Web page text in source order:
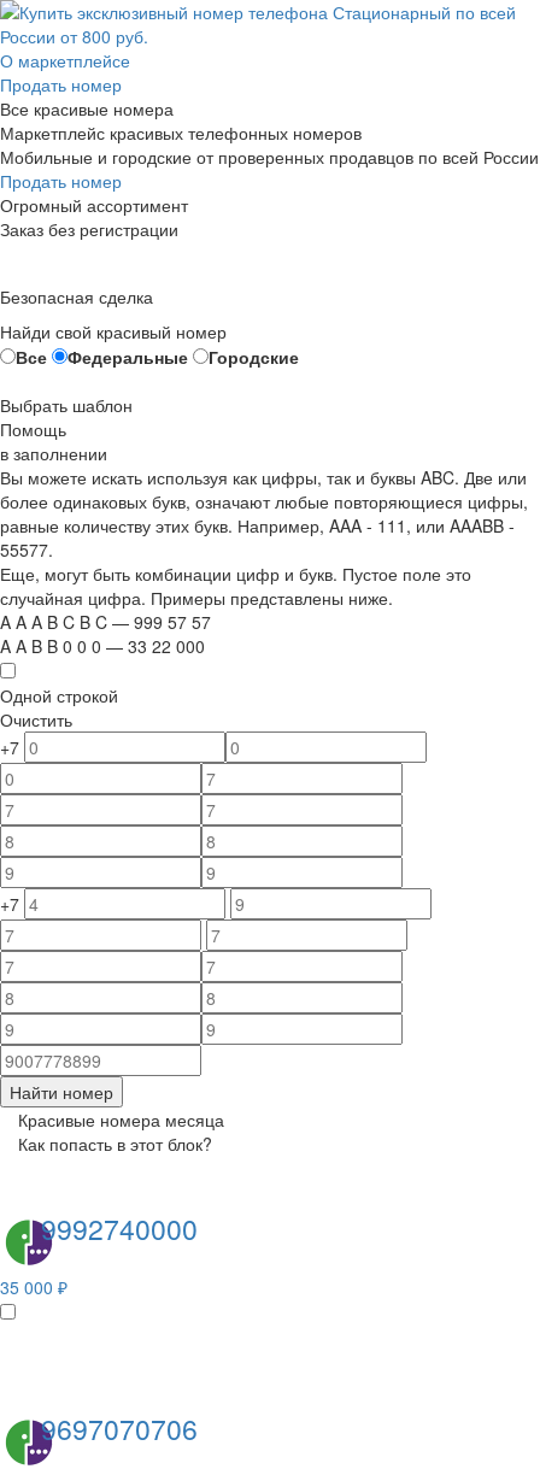
О маркетплейсе
Продать номер
Все красивые номера
Маркетплейс красивых телефонных номеров
Мобильные и городские от проверенных продавцов по всей России
Продать номер
Огромный ассортимент
Заказ без регистрации
Безопасная сделка
Найди свой красивый номер
Все
Федеральные
Городские
Выбрать шаблон
Помощь
в заполнении
Вы можете искать используя как цифры, так и буквы ABC. Две или
более одинаковых букв, означают любые повторяющиеся цифры,
равные количеству этих букв. Например, AAA - 111 , или AAABB -
55577.
Еще, могут быть комбинации цифр и букв. Пустое поле это
случайная цифра. Примеры представлены ниже.
A A A B C B C — 999 57 57
A A B B 0 0 0 — 33 22 000
Одной строкой
Очистить
+7
+7
Найти номер
Красивые номера месяца
Как попасть в этот блок?
9992740000
35 000 ₽
9697070706